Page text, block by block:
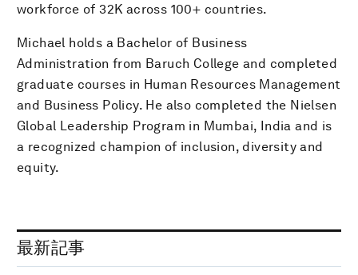
workforce of 32K across 100+ countries.
Michael holds a Bachelor of Business
Administration from Baruch College and completed
graduate courses in Human Resources Management
and Business Policy. He also completed the Nielsen
Global Leadership Program in Mumbai, India and is
a recognized champion of inclusion, diversity and
equity.
最新記事